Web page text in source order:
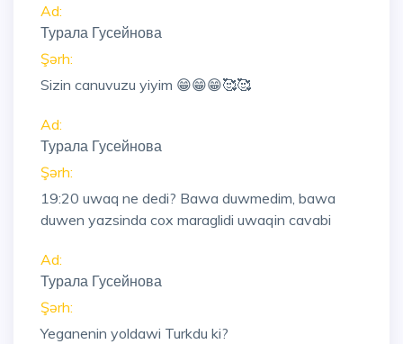
Ad:
Турала Гусейнова
Şərh:
Sizin canuvuzu yiyim 😁😁😁🥰🥰
Ad:
Турала Гусейнова
Şərh:
19:20 uwaq ne dedi? Bawa duwmedim, bawa
duwen yazsinda cox maraglidi uwaqin cavabi
Ad:
Турала Гусейнова
Şərh:
Yeganenin yoldawi Turkdu ki?